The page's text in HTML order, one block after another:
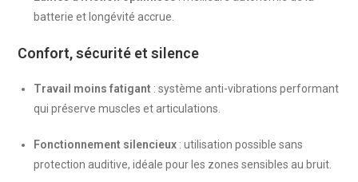
batterie et longévité accrue.
Confort, sécurité et silence
Travail moins fatigant : système anti-vibrations performant
qui préserve muscles et articulations.
Fonctionnement silencieux : utilisation possible sans
protection auditive, idéale pour les zones sensibles au bruit.